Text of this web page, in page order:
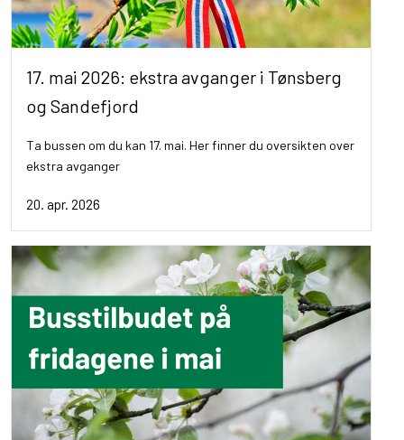
17. mai 2026: ekstra avganger i Tønsberg
og Sandefjord
Ta bussen om du kan 17. mai. Her finner du oversikten over
ekstra avganger
20. apr. 2026